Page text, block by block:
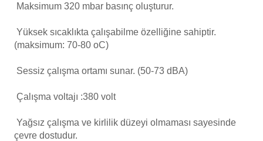
Havuz
Kartuş Filtreler
Maksimum 320 mbar basınç oluşturur.
Yüksek sıcaklıkta çalışabilme özelliğine sahiptir.
(maksimum: 70-80 oC)
Sessiz çalışma ortamı sunar. (50-73 dBA)
Çalışma voltajı :380 volt
Yağsız çalışma ve kirlilik düzeyi olmaması sayesinde
çevre dostudur.